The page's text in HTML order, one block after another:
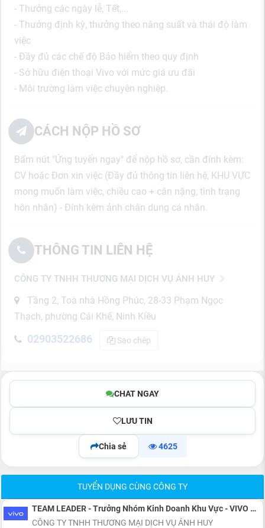
- Thưởng các ngày lễ, Tết,...
- Thưởng định kỳ, thưởng theo năng suất và thái độ làm
việc
- Đầy đủ các chế độ Bảo hiểm theo quy định
- Sở hữu điện thoại Vivo với mức giá ưu đãi
- Môi trường làm việc chuyên nghiệp.
CÁCH NỘP HỒ SƠ
Bấm nút "Ứng tuyển ngay" để nộp hồ sơ, cần đính kèm:
CV hoặc Đơn xin việc (Đầy đủ thông tin liên hệ, KHU VỰC
mong muốn làm việc, chiều cao + cân nặng, tình trạng
hôn nhân) - Đính kèm ảnh chân dung cá nhân.
THÔNG TIN LIÊN HỆ
CÔNG TY TNHH THƯƠNG MẠI DỊCH VỤ ÁNH HUY
Tầng 2, Toà nhà Hồng Phúc, 28-33 Phạm Ngọc
Thạch, phường Cái Khế, Ninh Kiều
02903522686 Sao chép
CHAT NGAY
LƯU TIN
Chia sẻ 4625
TUYỂN DỤNG CÙNG CÔNG TY
TEAM LEADER - Trưởng Nhóm Kinh Doanh Khu Vực - VIVO SMARTPHONE
CÔNG TY TNHH THƯƠNG MẠI DỊCH VỤ ÁNH HUY